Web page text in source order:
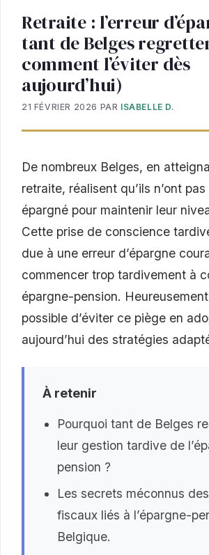
Retraite : l’erreur
tant de Belges
comment l’éviter dès
aujourd’hui)
21 FÉVRIER 2026 PAR ISABELLE D.
De nombreux Belges, en
retraite, réalisent qu’ils n’ont
épargné pour maintenir leur
Cette prise de conscience
due à une erreur d’épargne
commencer trop tardivement à
épargne-pension.
possible d’éviter ce piège en
aujourd’hui des stratégies
À retenir
Pourquoi tant de Belges
leur gestion tardive de
pension ?
Les secrets méconnus
fiscaux liés à l’épargne-
Belgique.